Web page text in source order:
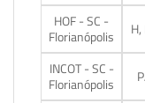
HOF - SC -
Florianópolis
H,
INCOT - SC -
Florianópolis